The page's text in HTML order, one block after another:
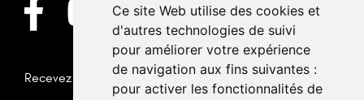
Ce site Web utilise des cookies et
d'autres technologies de suivi
pour améliorer votre expérience
de navigation aux fins suivantes :
pour activer les fonctionnalités de
Recevez la newsletter